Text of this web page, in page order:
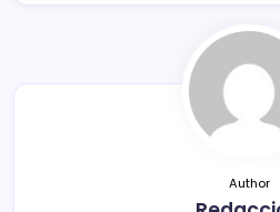
ar
tir
Author